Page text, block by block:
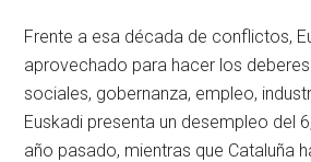
Frente a esa década de conflictos,
aprovechado para hacer los
sociales, gobernanza, empleo,
Euskadi presenta un desempleo del
año pasado, mientras que Cataluña